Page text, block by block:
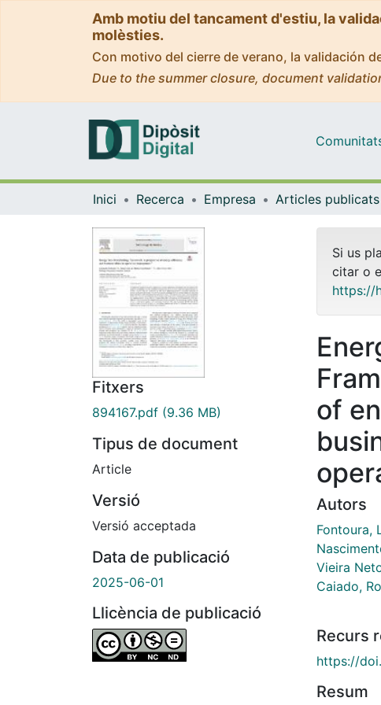
Amb motiu del tancament d'estiu, la
molèsties.
Con motivo del cierre de verano, la validación
Due to the summer closure, document
Inici Recerca Empresa
Fitxers
894167.pdf (9.36 MB)
Tipus de document
Article
Versió
Versió acceptada
Data de publicació
2025-06-01
Llicència de publicació
Si us
citar o
https://
of
Autors
Fontoura,
Vieira
Caiado,
Recurs
https://
Resum